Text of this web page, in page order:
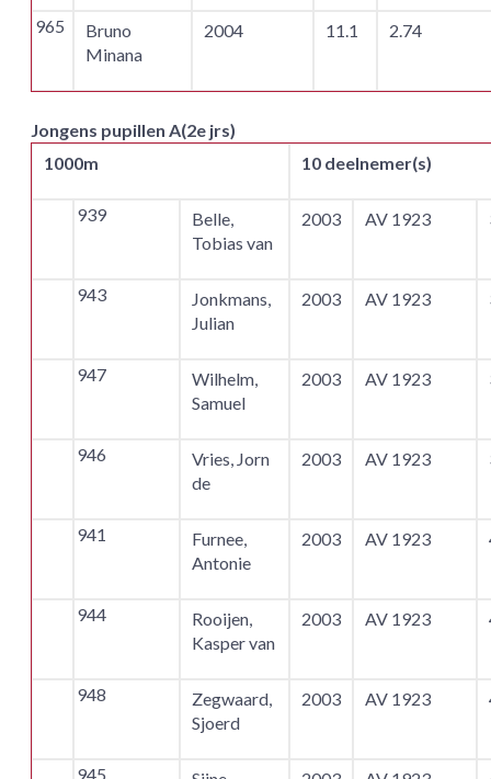
965
Bruno
Minana
2004 11.1 2.74
Jongens pupillen A(2e jrs)
1000m
10 deelnemer(s)
939
Belle,
Tobias van
2003 AV 1923
943
Jonkmans,
Julian
2003 AV 1923
947
Wilhelm,
Samuel
2003 AV 1923
946
Vries, Jorn
de
2003 AV 1923
941
Furnee,
Antonie
2003 AV 1923
944
Rooijen,
Kasper van
2003 AV 1923
948
Zegwaard,
Sjoerd
2003 AV 1923
945